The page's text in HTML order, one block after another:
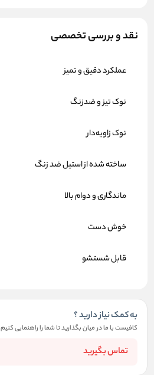
نقد و بررسی تخصصی
عملکرد دقیق و تمیز
نوک تیز و ضدزنگ
نوک زاویه‌دار
ساخته شده از استیل ضد زنگ
ماندگاری و دوام بالا
خوش دست
قابل شستشو
به کمک نیاز دارید ؟
کافیست با ما در میان بگذارید تا شما را راهنمایی کنیم
تماس بگیرید